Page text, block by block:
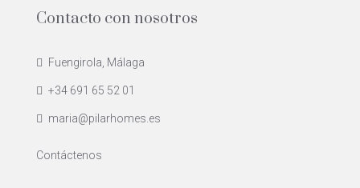
Contacto con nosotros
Fuengirola, Málaga
+34 691 65 52 01
maria@pilarhomes.es
Contáctenos